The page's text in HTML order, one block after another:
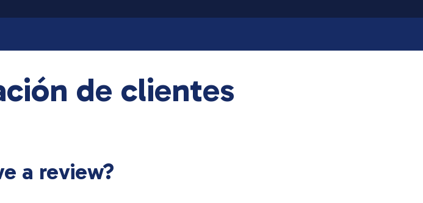
de clientes
a review?